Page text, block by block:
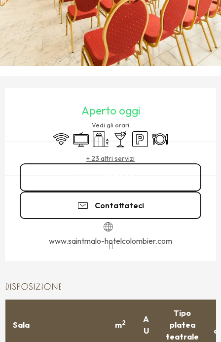
Aperto oggi
Vedi gli orari
Wi-Fi TelevisioneSollevamentoBar / Bar di ristoro
Parcheggio
Ristorante
+ 23 altri servizi
Contattateci
www.saintmalo-hotelcolombier.com
DISPOSIZIONE
Sala m2
A
U
Tipo
platea
teatrale